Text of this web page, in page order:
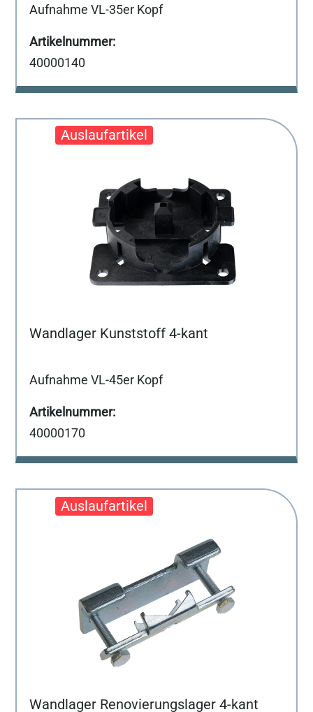
Aufnahme VL-35er Kopf
40000140
Wandlager Kunststoff 4-kant
Aufnahme VL-45er Kopf
40000170
Wandlager Renovierungslager 4-kant